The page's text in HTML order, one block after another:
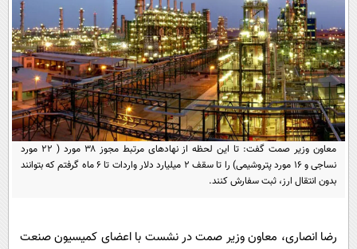
حوادث
سلامت
یک برش دانایی
محیط زیست
سفر و تفریح
بین الملل
سیاست خارجی
فرهنگ و هنر
علم و دانش
فناوری و It
علمی
اخبار کریپتو
قرآن
گوناگون
سرگرمی
باشگاه مغز
فیلم
اقتصاد
سیاست
عصر ایران 2
معاون وزیر صمت گفت: تا این لحظه از نهادهای مرتبط مجوز ۳۸ مورد ( ۲۲ مورد
نساجی و ۱۶ مورد پتروشیمی) را تا سقف ۲ میلیارد دلار واردات تا ۶ ماه گرفتم که بتوانند
بدون انتقال ارز، ثبت سفارش کنند.
رضا انصاری، معاون وزیر صمت در نشست با اعضای کمیسیون صنعت